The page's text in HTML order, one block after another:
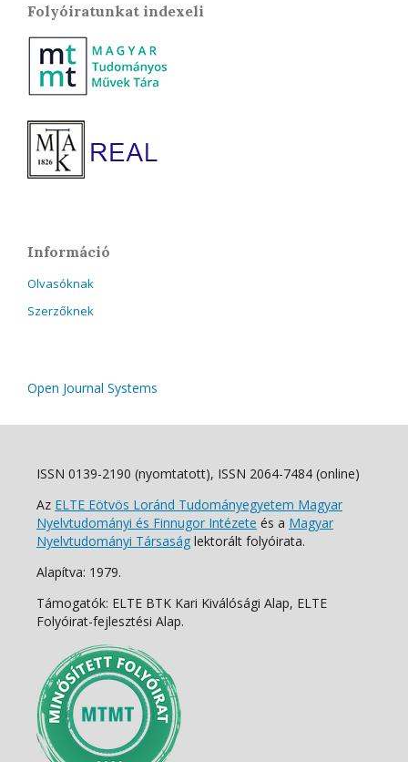
Folyóiratunkat indexeli
Információ
Olvasóknak
Szerzőknek
Open Journal Systems
ISSN 0139-2190 (nyomtatott), ISSN 2064-7484 (online)
Az ELTE Eötvös Loránd Tudományegyetem Magyar
Nyelvtudományi és Finnugor Intézete és a Magyar
Nyelvtudományi Társaság lektorált folyóirata.
Alapítva: 1979.
Támogatók: ELTE BTK Kari Kiválósági Alap, ELTE
Folyóirat-fejlesztési Alap.